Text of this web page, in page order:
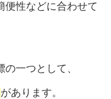
便性などに合わせて
一つとして、
があります。